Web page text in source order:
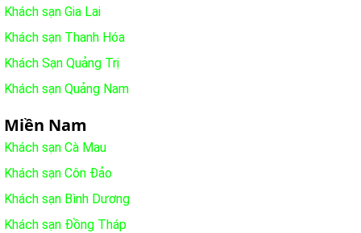
Khách sạn Gia Lai
Khách sạn Thanh Hóa
Khách Sạn Quảng Trị
Khách sạn Quảng Nam
Miền Nam
Khách sạn Cà Mau
Khách sạn Côn Đảo
Khách sạn Bình Dương
Khách sạn Đồng Tháp